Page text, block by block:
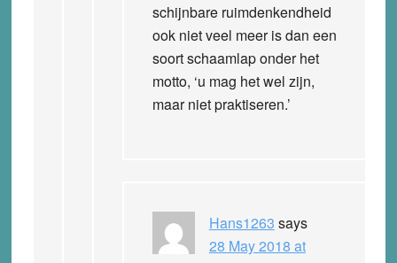
schijnbare ruimdenkendheid
ook niet veel meer is dan een
soort schaamlap onder het
motto, ‘u mag het wel zijn,
maar niet praktiseren.’
Hans1263 says
28 May 2018 at